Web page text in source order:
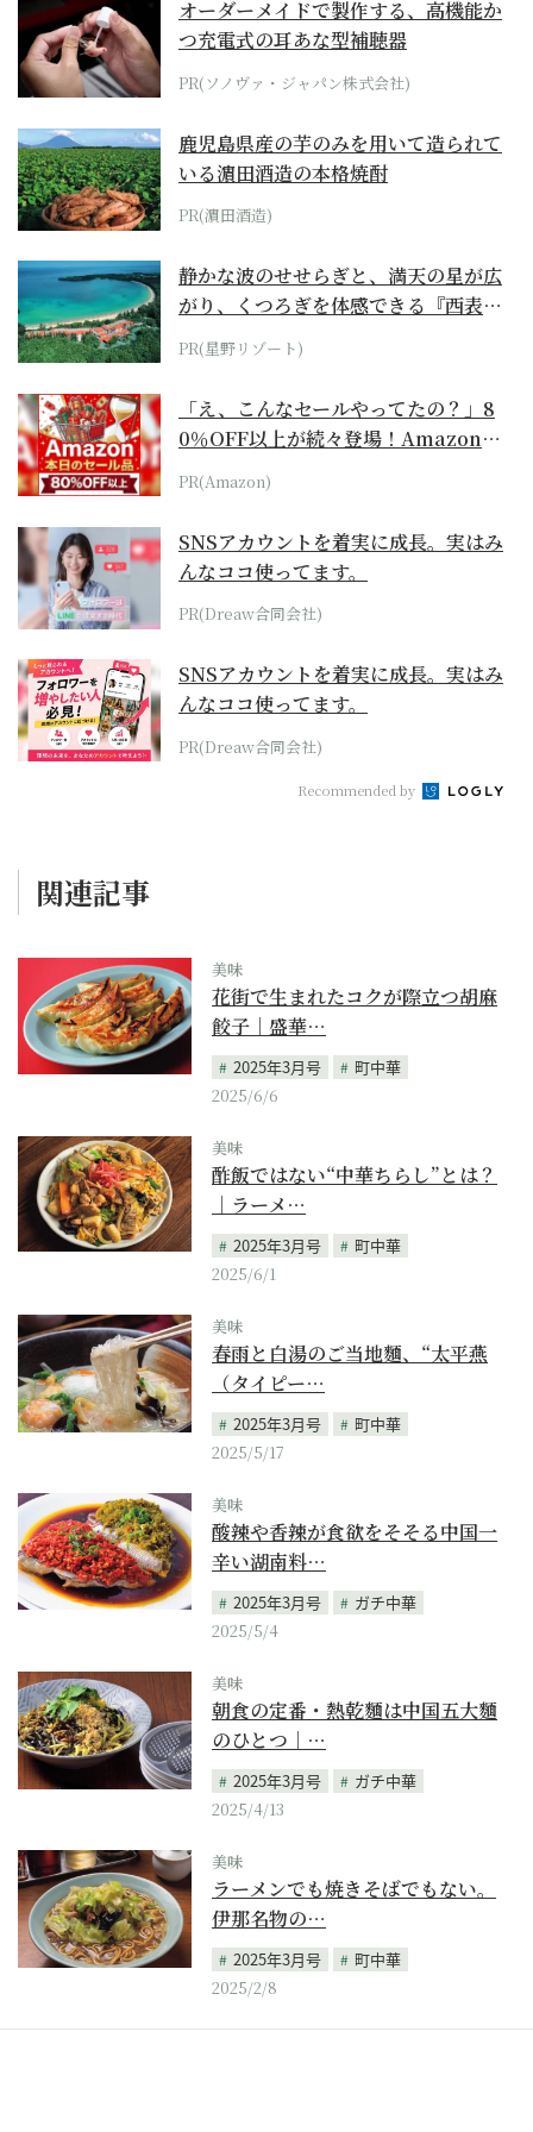
オーダーメイドで製作する、高機能か
つ充電式の耳あな型補聴器
PR(ソノヴァ・ジャパン株式会社)
鹿児島県産の芋のみを用いて造られて
いる濵田酒造の本格焼酎
PR(濵田酒造)
静かな波のせせらぎと、満天の星が広
がり、くつろぎを体感できる『西表島
ホテル by...
PR(星野リゾート)
「え、こんなセールやってたの？」8
0％OFF以上が続々登場！Amazonの
本気が...
PR(Amazon)
SNSアカウントを着実に成長。実はみ
んなココ使ってます。
PR(Dreaw合同会社)
SNSアカウントを着実に成長。実はみ
んなココ使ってます。
PR(Dreaw合同会社)
Recommended by
関連記事
美味
花街で生まれたコクが際立つ胡麻
餃子｜盛華…
2025年3月号
町中華
2025/6/6
美味
酢飯ではない“中華ちらし”とは？
｜ラーメ…
2025年3月号
町中華
2025/6/1
美味
春雨と白湯のご当地麵、“太平燕
（タイピー…
2025年3月号
町中華
2025/5/17
美味
酸辣や香辣が食欲をそそる中国一
辛い湖南料…
2025年3月号
ガチ中華
2025/5/4
美味
朝食の定番・熱乾麵は中国五大麵
のひとつ｜…
2025年3月号
ガチ中華
2025/4/13
美味
ラーメンでも焼きそばでもない。
伊那名物の…
2025年3月号
町中華
2025/2/8